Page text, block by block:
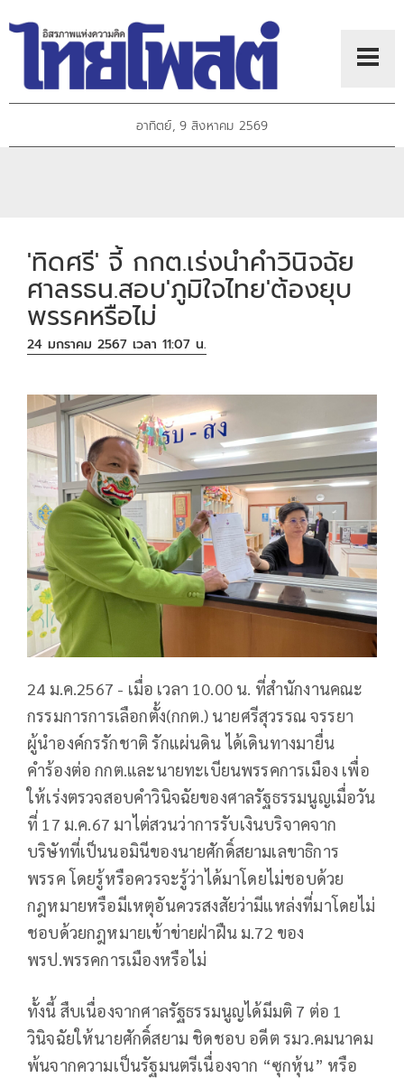
อาทิตย์, 9 สิงหาคม 2569
'ทิดศรี' จี้ กกต.เร่งนำคำวินิจฉัย
ศาลรธน.สอบ'ภูมิใจไทย'ต้องยุบ
พรรคหรือไม่
24 มกราคม 2567 เวลา 11:07 น.
24 ม.ค.2567 - เมื่อ เวลา 10.00 น. ที่สำนักงานคณะ
กรรมการการเลือกตั้ง(กกต.) นายศรีสุวรรณ จรรยา
ผู้นำองค์กรรักชาติ รักแผ่นดิน ได้เดินทางมายื่น
คำร้องต่อ กกต.และนายทะเบียนพรรคการเมือง เพื่อ
ให้เร่งตรวจสอบคำวินิจฉัยของศาลรัฐธรรมนูญเมื่อวัน
ที่ 17 ม.ค.67 มาไต่สวนว่าการรับเงินบริจาคจาก
บริษัทที่เป็นนอมินีของนายศักดิ์สยามเลขาธิการ
พรรค โดยรู้หรือควรจะรู้ว่าได้มาโดยไม่ชอบด้วย
กฎหมายหรือมีเหตุอันควรสงสัยว่ามีแหล่งที่มาโดยไม่
ชอบด้วยกฎหมายเข้าข่ายฝ่าฝืน ม.72 ของ
พรป.พรรคการเมืองหรือไม่
ทั้งนี้ สืบเนื่องจากศาลรัฐธรรมนูญได้มีมติ 7 ต่อ 1
วินิจฉัยให้นายศักดิ์สยาม ชิดชอบ อดีต รมว.คมนาคม
พ้นจากความเป็นรัฐมนตรีเนื่องจาก “ซุกหุ้น” หรือ